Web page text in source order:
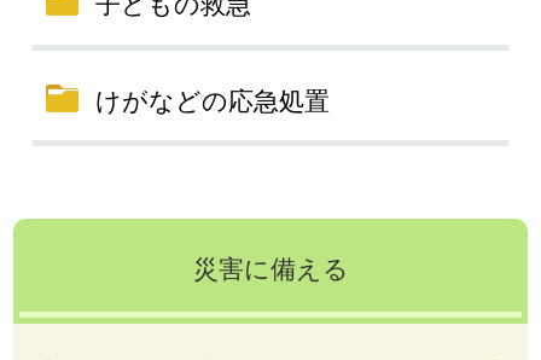
けがなどの応急処置
災害に備える